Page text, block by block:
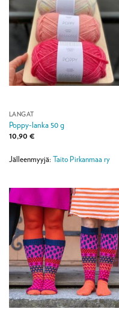
LANGAT
Poppy-lanka 50 g
10,90 €
Jälleenmyyjä: Taito Pirkanmaa ry